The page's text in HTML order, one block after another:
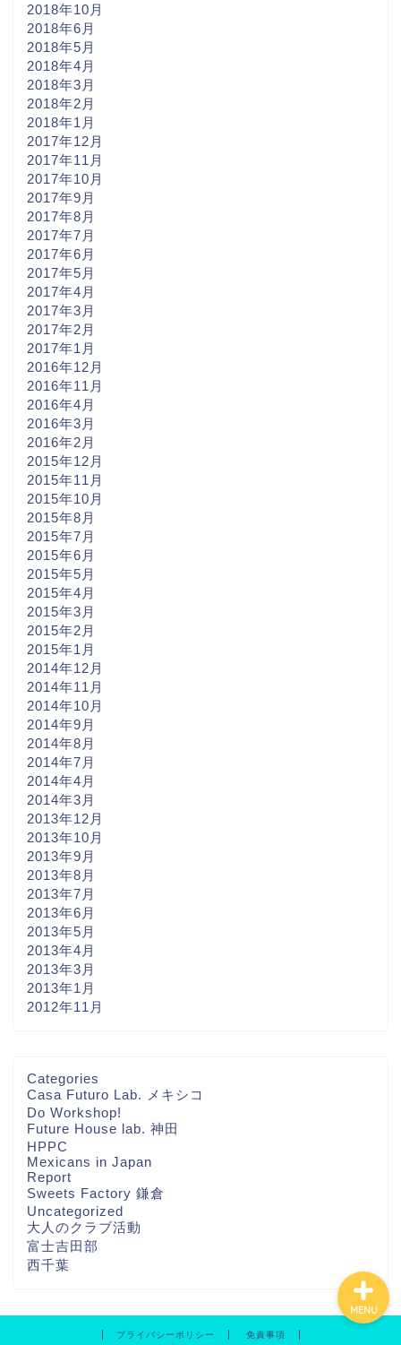
2018年10月
2018年6月
2018年5月
2018年4月
2018年3月
2018年2月
2018年1月
2017年12月
2017年11月
2017年10月
2017年9月
2017年8月
2017年7月
2017年6月
2017年5月
2017年4月
2017年3月
2017年2月
2017年1月
2016年12月
2016年11月
2016年4月
2016年3月
2016年2月
2015年12月
2015年11月
2015年10月
2015年8月
2015年7月
2015年6月
2015年5月
2015年4月
2015年3月
2015年2月
2015年1月
2014年12月
2014年11月
2014年10月
2014年9月
2014年8月
2014年7月
2014年4月
2014年3月
2013年12月
2013年10月
2013年9月
2013年8月
2013年7月
2013年6月
2013年5月
2013年4月
2013年3月
2013年1月
2012年11月
Categories
Casa Futuro Lab. メキシコ
Do Workshop!
Future House lab. 神田
HPPC
Mexicans in Japan
Report
Sweets Factory 鎌倉
Uncategorized
大人のクラブ活動
富士吉田部
西千葉
プライバシーポリシー 免責事項
MENU
NETWORKについて